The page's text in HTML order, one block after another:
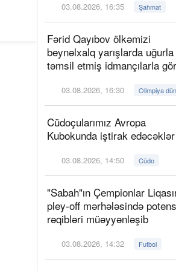
03.08.2026, 16:35 Şahmat
Fərid Qayıbov ölkəmizi
beynəlxalq yarışlarda uğurla
təmsil etmiş idmançılarla
03.08.2026, 16:30 Olimpiya
Cüdoçularımız Avropa
Kubokunda iştirak edəcəklər
03.08.2026, 14:50 Cüdo
"Sabah"ın Çempionlar
pley-off mərhələsində
rəqibləri müəyyənləşib
03.08.2026, 14:32 Futbol